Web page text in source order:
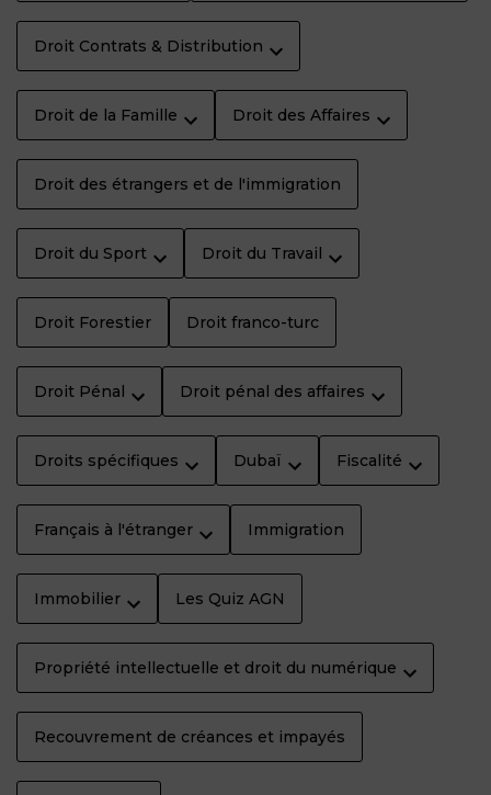
Droit Contrats & Distribution
Droit de la Famille Droit des Affaires
Droit des étrangers et de l'immigration
Droit du Sport Droit du Travail
Droit Forestier Droit franco-turc
Droit Pénal Droit pénal des affaires
Droits spécifiques Dubaï Fiscalité
Français à l'étranger Immigration
Immobilier Les Quiz AGN
Propriété intellectuelle et droit du numérique
Recouvrement de créances et impayés